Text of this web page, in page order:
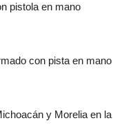
pistola en mano
con pista en mano
y Morelia en la